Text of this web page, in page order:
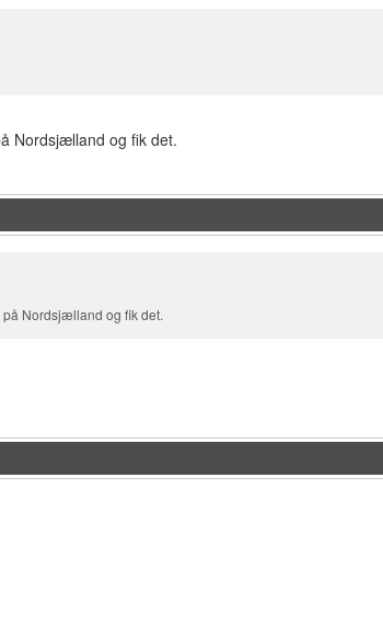
Nordsjælland og fik det.
Nordsjælland og fik det.